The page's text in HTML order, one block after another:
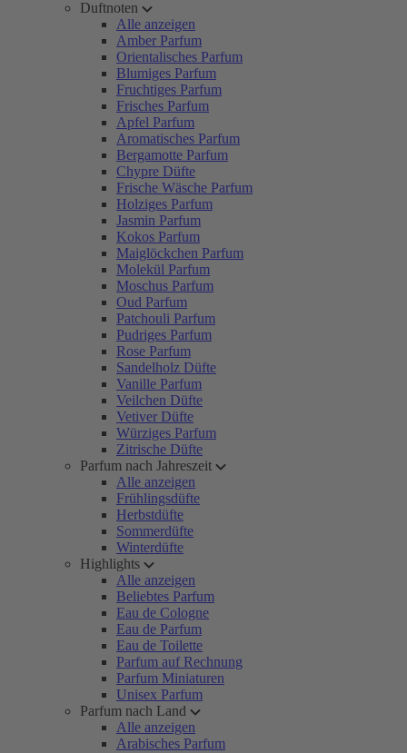
Duftnoten
Alle anzeigen
Amber Parfum
Orientalisches Parfum
Blumiges Parfum
Fruchtiges Parfum
Frisches Parfum
Apfel Parfum
Aromatisches Parfum
Bergamotte Parfum
Chypre Düfte
Frische Wäsche Parfum
Holziges Parfum
Jasmin Parfum
Kokos Parfum
Maiglöckchen Parfum
Molekül Parfum
Moschus Parfum
Oud Parfum
Patchouli Parfum
Pudriges Parfum
Rose Parfum
Sandelholz Düfte
Vanille Parfum
Veilchen Düfte
Vetiver Düfte
Würziges Parfum
Zitrische Düfte
Parfum nach Jahreszeit
Alle anzeigen
Frühlingsdüfte
Herbstdüfte
Sommerdüfte
Winterdüfte
Highlights
Alle anzeigen
Beliebtes Parfum
Eau de Cologne
Eau de Parfum
Eau de Toilette
Parfum auf Rechnung
Parfum Miniaturen
Unisex Parfum
Parfum nach Land
Alle anzeigen
Arabisches Parfum